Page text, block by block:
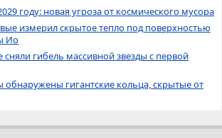
году: новая угроза от космического мусора
измерил скрытое тепло под поверхностью
Ио
гибель массивной звезды с первой
обнаружены гигантские кольца, скрытые от